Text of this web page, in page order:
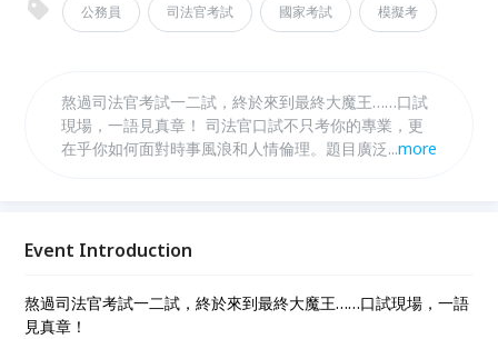
公務員 司法官考試 國家考試 模擬考
熬過司法官考試一二試，終於來到最終大魔王……口試
現場，一語見真章！ 司法官口試不只考你的專業，更
在乎你如何面對時事風浪和人情倫理。題目廣泛，到底
...more
Event Introduction
熬過司法官考試一二試，終於來到最終大魔王……口試現場，一語
見真章！